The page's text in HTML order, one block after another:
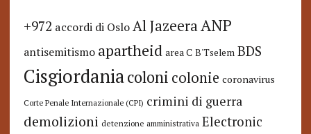
+972 accordi di Oslo Al JazeeraANP
antisemitismo apartheid area C B'Tselem BDS
Cisgiordaniacoloni colonie coronavirus
Corte Penale Internazionale (CPI) crimini di guerra
demolizioni detenzione amministrativa Electronic